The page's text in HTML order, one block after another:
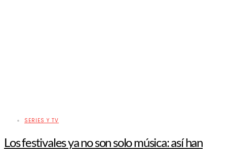
SERIES Y TV
Los festivales ya no son solo música: así han